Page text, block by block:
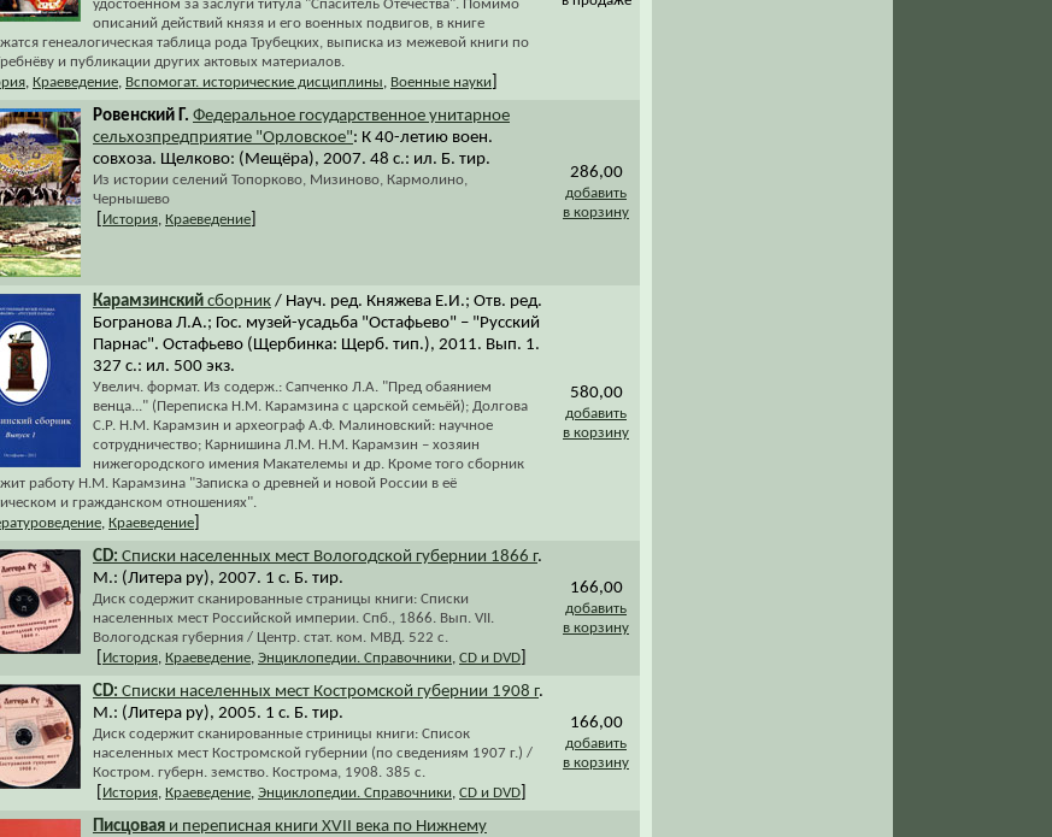
удостоенном за заслуги титула "Спаситель Отечества". Помимо
описаний действий князя и его военных подвигов, в книге
генеалогическая таблица рода Трубецких, выписка из межевой книги по
и публикации других актовых материалов.
Краеведение Вспомогат. исторические дисциплины Военные науки
Ровенский Г. Федеральное государственное унитарное
сельхозпредприятие "Орловское": К 40-летию воен.
совхоза. Щелково: (Мещёра), 2007. 48 с.: ил. Б. тир.
Из истории селений Топорково, Мизиново, Кармолино,
Чернышево
История Краеведение
286,00
добавить
в корзину
Карамзинский сборник / Науч. ред. Княжева Е.И.; Отв. ред.
Богранова Л.А.; Гос. музей-усадьба "Остафьево" – "Русский
Парнас". Остафьево (Щербинка: Щерб. тип.), 2011. Вып. 1.
327 с.: ил. 500 экз.
Увелич. формат. Из содерж.: Сапченко Л.А. "Пред обаянием
венца..." (Переписка Н.М. Карамзина с царской семьёй); Долгова
С.Р. Н.М. Карамзин и археограф А.Ф. Малиновский: научное
сотрудничество; Карнишина Л.М. Н.М. Карамзин – хозяин
нижегородского имения Макателемы и др. Кроме того сборник
работу Н.М. Карамзина "Записка о древней и новой России в её
и гражданском отношениях".
Краеведение
580,00
добавить
в корзину
CD: Списки населенных мест Вологодской губернии 1866 г.
М.: (Литера ру), 2007. 1 с. Б. тир.
Диск содержит сканированные страницы книги: Списки
населенных мест Российской империи. Спб., 1866. Вып. VII.
Вологодская губерния / Центр. стат. ком. МВД. 522 с.
История Краеведение Энциклопедии. Справочники CD и DVD
166,00
добавить
в корзину
CD: Списки населенных мест Костромской губернии 1908 г.
М.: (Литера ру), 2005. 1 с. Б. тир.
Диск содержит сканированные стриницы книги: Список
населенных мест Костромской губернии (по сведениям 1907 г.) /
Костром. губерн. земство. Кострома, 1908. 385 с.
История Краеведение Энциклопедии. Справочники CD и DVD
166,00
добавить
в корзину
Писцовая и переписная книги XVII века по Нижнему